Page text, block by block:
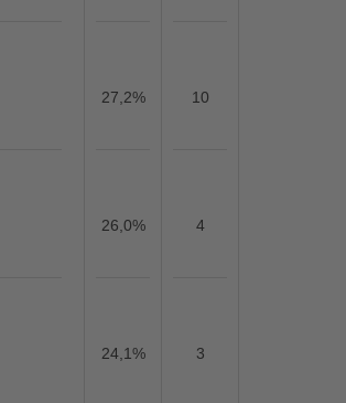
27,2% 10
26,0% 4
24,1% 3